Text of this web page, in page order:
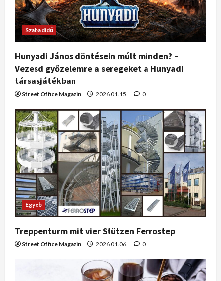
Szabadidő
Hunyadi János döntésein múlt minden? –
Vezesd győzelemre a seregeket a Hunyadi
társasjátékban
Street Office Magazin 2026.01.15. 0
Egyéb
Treppenturm mit vier Stützen Ferrostep
Street Office Magazin 2026.01.06. 0